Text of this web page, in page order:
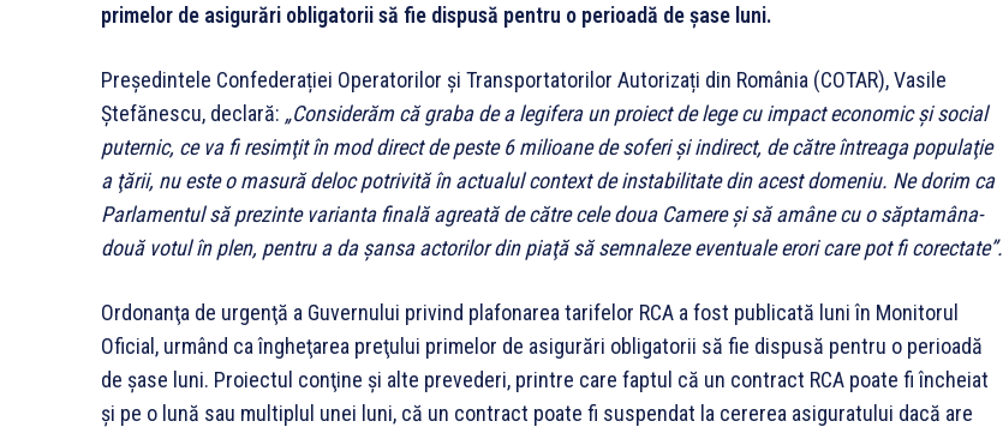
primelor de asigurări obligatorii să fie dispusă pentru o perioadă de şase luni.
Președintele Confederației Operatorilor și Transportatorilor Autorizați din România (COTAR), Vasile
Ștefănescu, declară: „Considerăm că graba de a legifera un proiect de lege cu impact economic şi social
puternic, ce va fi resimţit în mod direct de peste 6 milioane de soferi şi indirect, de către întreaga populaţie
a ţării, nu este o masură deloc potrivită în actualul context de instabilitate din acest domeniu. Ne dorim ca
Parlamentul să prezinte varianta finală agreată de către cele doua Camere şi să amâne cu o săptamâna-
două votul în plen, pentru a da şansa actorilor din piaţă să semnaleze eventuale erori care pot fi corectate”.
Ordonanţa de urgenţă a Guvernului privind plafonarea tarifelor RCA a fost publicată luni în Monitorul
Oficial, urmând ca îngheţarea preţului primelor de asigurări obligatorii să fie dispusă pentru o perioadă
de şase luni. Proiectul conţine şi alte prevederi, printre care faptul că un contract RCA poate fi încheiat
şi pe o lună sau multiplul unei luni, că un contract poate fi suspendat la cererea asiguratului dacă are